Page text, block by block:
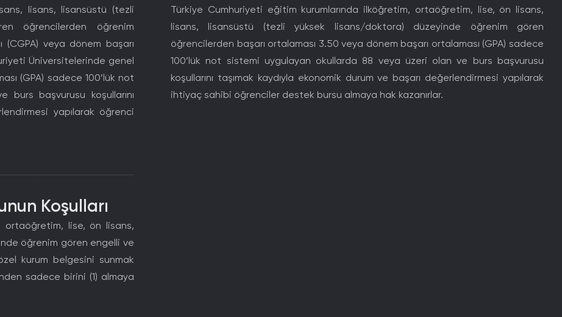
lisans, lisansüstü (tezli
öğrencilerden öğrenim
veya dönem başarı
Üniversitelerinde genel
(GPA) sadece 100’lük not
başvurusu koşullarını
yapılarak öğrenci
Türkiye Cumhuriyeti eğitim kurumlarında ilköğretim, ortaöğretim, lise, ön lisans,
lisans, lisansüstü (tezli yüksek lisans/doktora) düzeyinde öğrenim gören
öğrencilerden başarı ortalaması 3.50 veya dönem başarı ortalaması (GPA) sadece
100’lük not sistemi uygulayan okullarda 88 veya üzeri olan ve burs başvurusu
koşullarını taşımak kaydıyla ekonomik durum ve başarı değerlendirmesi yapılarak
ihtiyaç sahibi öğrenciler destek bursu almaya hak kazanırlar.
Koşulları
ortaöğretim, lise, ön lisans,
öğrenim gören engelli ve
kurum belgesini sunmak
sadece birini (1) almaya